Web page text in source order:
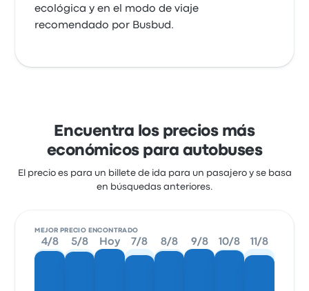
ecológica y en el modo de viaje
recomendado por Busbud.
Encuentra los precios más
económicos para autobuses
El precio es para un billete de ida para un pasajero y se basa
en búsquedas anteriores.
MEJOR PRECIO ENCONTRADO
4/8 5/8 Hoy 7/8 8/8 9/8 10/8 11/8